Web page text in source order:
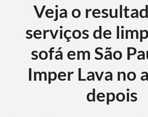
Veja o
serviços de
sofá em São
Imper Lava no
depois